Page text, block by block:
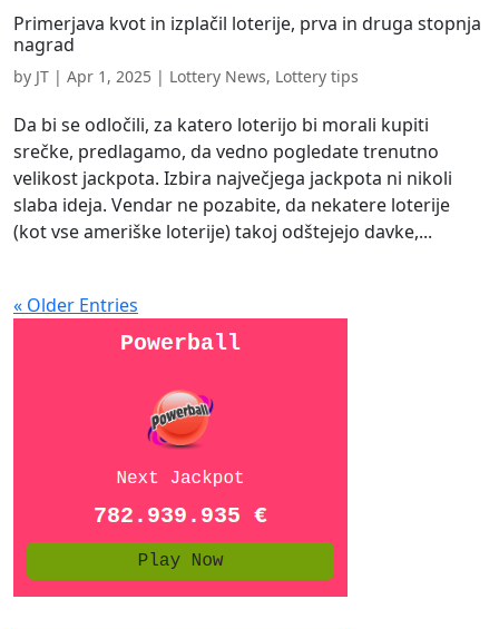
Primerjava kvot in izplačil loterije, prva in druga stopnja
nagrad
by JT | Apr 1, 2025 | Lottery News, Lottery tips
Da bi se odločili, za katero loterijo bi morali kupiti
srečke, predlagamo, da vedno pogledate trenutno
velikost jackpota. Izbira največjega jackpota ni nikoli
slaba ideja. Vendar ne pozabite, da nekatere loterije
(kot vse ameriške loterije) takoj odštejejo davke,...
« Older Entries